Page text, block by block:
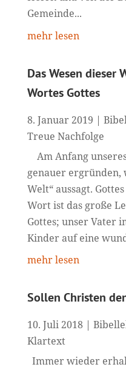
Gemeinde...
mehr lesen
Das Wesen dieser
Wortes Gottes
8. Januar 2019 |
Treue Nachfolge
Am Anfang
genauer ergründen,
Welt“ aussagt.
Wort ist das große
Gottes; unser Vater
Kinder auf eine
mehr lesen
Sollen Christen
10. Juli 2018|
Klartext
Immer wieder